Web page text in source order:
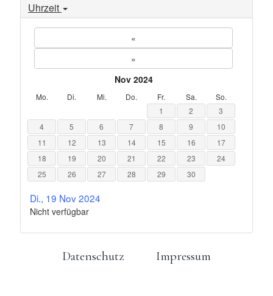
Uhrzeit
«
»
Nov 2024
Mo. Di. Mi. Do. Fr. Sa.
So.
1
2
3
4
5 6 7 8 9
10
11
12 13 14 15 16
17
18
19 20 21 22 23
24
25
26 27 28 29 30
Di., 19 Nov 2024
Nicht verfügbar
Datenschutz Impressum